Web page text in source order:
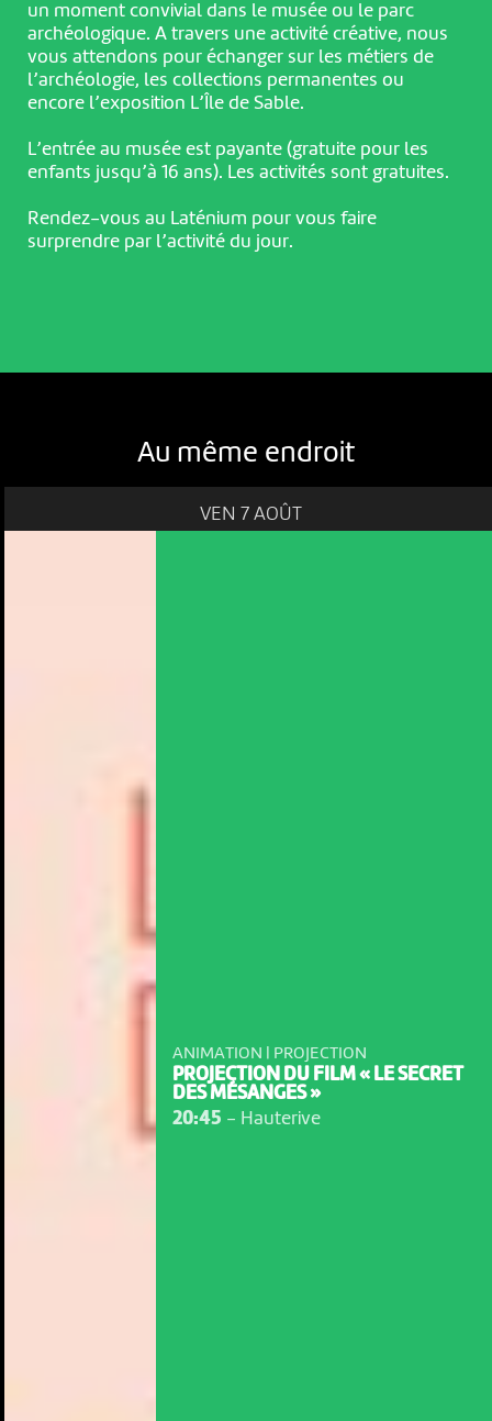
un moment convivial dans le musée ou le parc
archéologique. A travers une activité créative, nous
vous attendons pour échanger sur les métiers de
l’archéologie, les collections permanentes ou
encore l’exposition L’Île de Sable.
L’entrée au musée est payante (gratuite pour les
enfants jusqu’à 16 ans). Les activités sont gratuites.
Rendez-vous au Laténium pour vous faire
surprendre par l’activité du jour.
Au même endroit
VEN 7 AOÛT
ANIMATION | PROJECTION
PROJECTION DU FILM « LE SECRET
DES MÉSANGES »
20:45 - Hauterive